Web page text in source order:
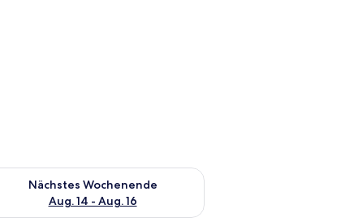
Aug. 7 - Aug. 9.
Nächstes Wochenende
Aug. 14 - Aug. 16
die Verfügbarkeit für nächstes Wochenende, Aug.